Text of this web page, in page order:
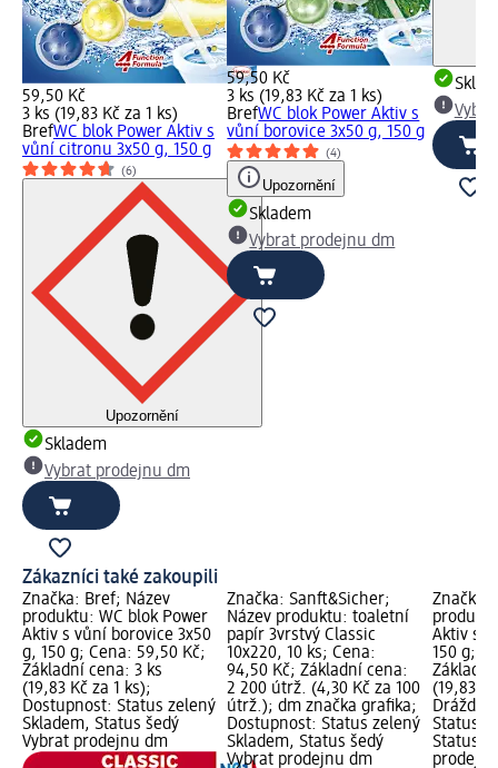
59,50 Kč
3 ks (19,83 Kč za 1 ks)
BrefWC blok Power Aktiv s
vůní citronu 3x50 g, 150 g
(6)
Upozornění
Skladem
Vybrat prodejnu dm
59,50 Kč
3 ks (19,83 Kč za 1 ks)
BrefWC blok Power Aktiv s
vůní borovice 3x50 g, 150 g
(4)
Upozornění
Skladem
Vybrat prodejnu dm
Zákazníci také zakoupili
Značka: Bref; Název
produktu: WC blok Power
Aktiv s vůní borovice 3x50
g, 150 g; Cena: 59,50 Kč;
Základní cena: 3 ks
(19,83 Kč za 1 ks);
Dostupnost: Status zelený
Skladem, Status šedý
Vybrat prodejnu dm
Značka: Sanft&Sicher;
Název produktu: toaletní
papír 3vrstvý Classic
10x220, 10 ks; Cena:
94,50 Kč; Základní cena:
2 200 útrž. (4,30 Kč za 100
útrž.); dm značka grafika;
Dostupnost: Status zelený
Skladem, Status šedý
Vybrat prodejnu dm
Značka:
Aktiv s
150 g;
Základní
(19,83
Status
Status